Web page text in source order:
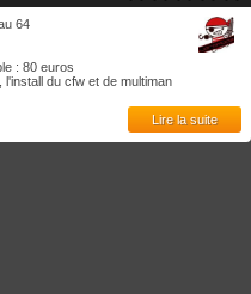
64
: 80 euros
du cfw et de multiman
Lire la suite